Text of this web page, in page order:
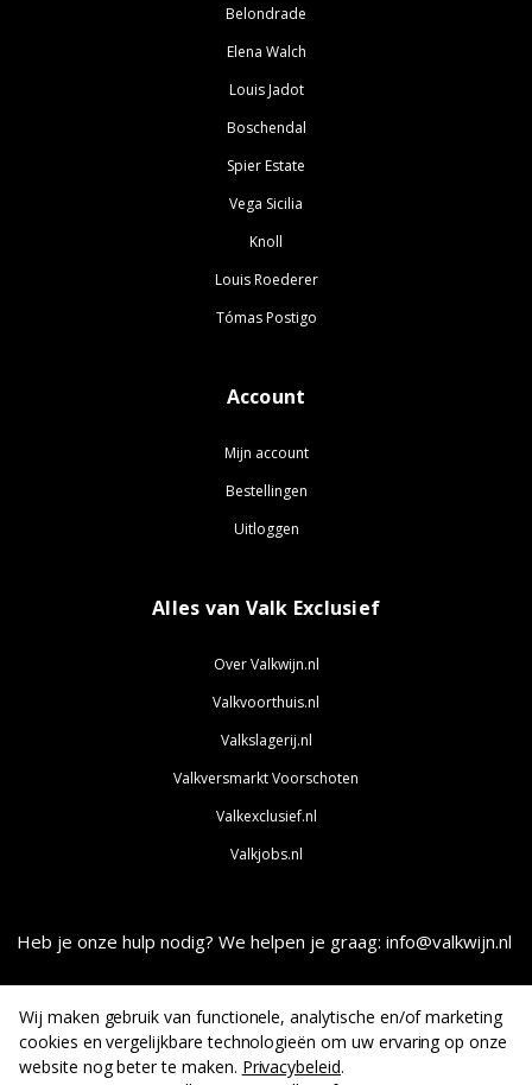
Belondrade
Elena Walch
Louis Jadot
Boschendal
Spier Estate
Vega Sicilia
Knoll
Louis Roederer
Tómas Postigo
Account
Mijn account
Bestellingen
Uitloggen
Alles van Valk Exclusief
Over Valkwijn.nl
Valkvoorthuis.nl
Valkslagerij.nl
Valkversmarkt Voorschoten
Valkexclusief.nl
Valkjobs.nl
Heb je onze hulp nodig? We helpen je graag: info@valkwijn.nl
Wij maken gebruik van functionele, analytische en/of marketing
cookies en vergelijkbare technologieën om uw ervaring op onze
website nog beter te maken. Privacybeleid.